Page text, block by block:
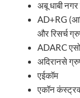
अबू धाबी नगर
AD+RG
और रिसर्च
ADARC
अदिरानसे
एईकॉम
एकॉन